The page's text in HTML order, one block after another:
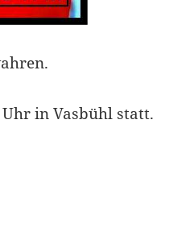
in Vasbühl statt.